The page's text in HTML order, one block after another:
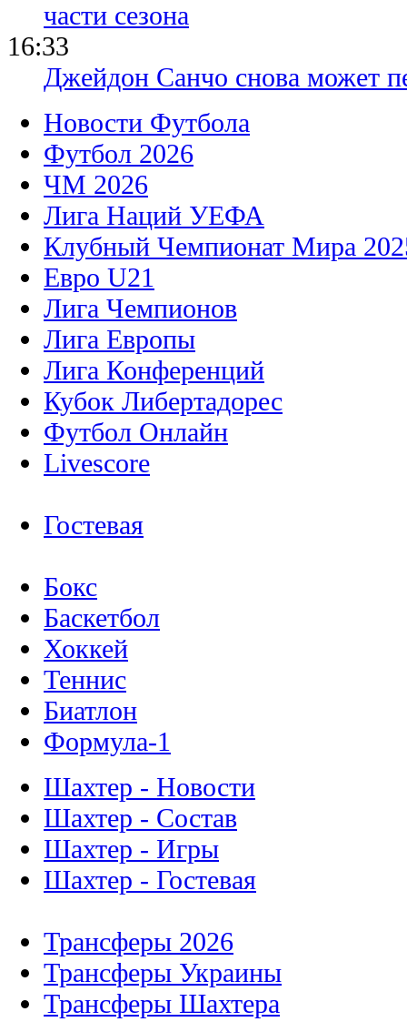
части сезона
16:33
Джейдон Санчо снова может
Новости Футбола
Футбол 2026
ЧМ 2026
Лига Наций УЕФА
Клубный Чемпионат Мира
Евро U21
Лига Чемпионов
Лига Европы
Лига Конференций
Кубок Либертадорес
Футбол Онлайн
Livescore
Гостевая
Бокс
Баскетбол
Хоккей
Теннис
Биатлон
Формула-1
Шахтер - Новости
Шахтер - Состав
Шахтер - Игры
Шахтер - Гостевая
Трансферы 2026
Трансферы Украины
Трансферы Шахтера